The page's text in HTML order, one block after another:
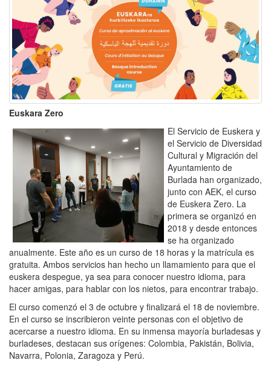
Euskara Zero
El Servicio de Euskera y
el Servicio de Diversidad
Cultural y Migración del
Ayuntamiento de
Burlada han organizado,
junto con AEK, el curso
de Euskera Zero. La
primera se organizó en
2018 y desde entonces
se ha organizado
anualmente. Este año es un curso de 18 horas y la matrícula es
gratuita. Ambos servicios han hecho un llamamiento para que el
euskera despegue, ya sea para conocer nuestro idioma, para
hacer amigas, para hablar con los nietos, para encontrar trabajo.
El curso comenzó el 3 de octubre y finalizará el 18 de noviembre.
En el curso se inscribieron veinte personas con el objetivo de
acercarse a nuestro idioma. En su inmensa mayoría burladesas y
burladeses, destacan sus orígenes: Colombia, Pakistán, Bolivia,
Navarra, Polonia, Zaragoza y Perú.